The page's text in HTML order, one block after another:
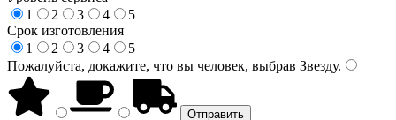
1
2 3 4
5
Срок изготовления
1
2 3 4
5
Пожалуйста, докажите, что вы человек, выбрав Звезду.